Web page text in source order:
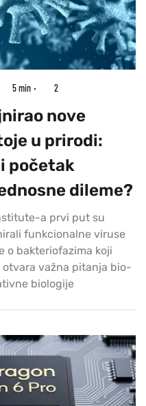
5 min 2
nove
u prirodi:
početak
dileme?
a prvi put su
funkcionalne viruse
o bakteriofazima koji
važna pitanja bio-
biologije